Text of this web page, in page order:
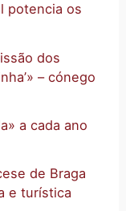
potencia os
dos
– cónego
a cada ano
de Braga
e turística